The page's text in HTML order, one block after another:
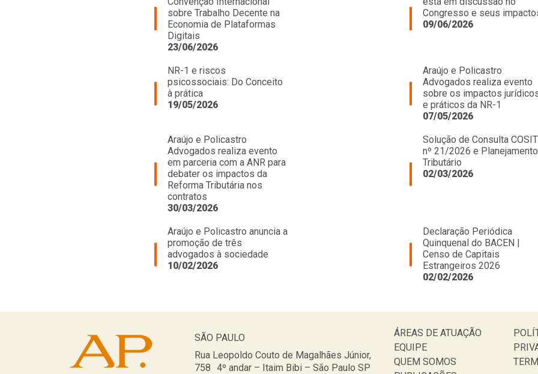
sobre Trabalho Decente na
Economia de Plataformas
Digitais
23/06/2026
Congresso e seus
09/06/2026
NR-1 e riscos
psicossociais: Do Conceito
à prática
19/05/2026
Araújo e Policastro
Advogados realiza evento
sobre os impactos
e práticos da NR-1
07/05/2026
Araújo e Policastro
Advogados realiza evento
em parceria com a ANR para
debater os impactos da
Reforma Tributária nos
contratos
30/03/2026
Solução de Consulta COSIT
nº 21/2026 e Planejamento
Tributário
02/03/2026
Araújo e Policastro anuncia a
promoção de três
advogados à sociedade
10/02/2026
Declaração Periódica
Quinquenal do BACEN |
Censo de Capitais
Estrangeiros 2026
02/02/2026
SÃO PAULO
Rua Leopoldo Couto de Magalhães Júnior,
758 4º andar – Itaim Bibi – São Paulo SP
ÁREAS DE ATUAÇÃO
EQUIPE
QUEM SOMOS